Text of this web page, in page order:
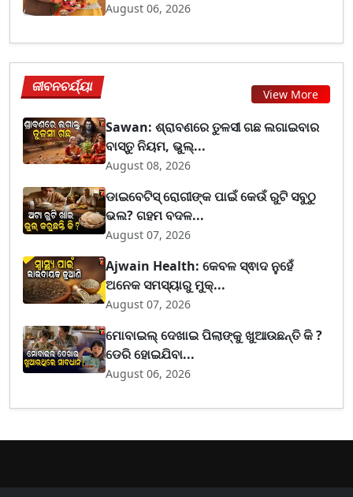
August 06, 2026
ଜୀବନଚର୍ଯ୍ୟା View More
Sawan: ଶ୍ରାବଣରେ ତୁଳସୀ ଗଛ ଲଗାଇବାର
ବାସ୍ତୁ ନିୟମ, ଭୁଲ୍...
August 08, 2026
ଡାଇବେଟିସ୍ ରୋଗୀଙ୍କ ପାଇଁ କେଉଁ ରୁଟି ସବୁଠୁ
ଭଲ? ଗହମ ବଦଳ...
August 07, 2026
Ajwain Health: କେବଳ ସ୍ଵାଦ ନୁହେଁ
ଅନେକ ସମସ୍ୟାରୁ ମୁକ୍...
August 07, 2026
ମୋବାଇଲ୍ ଦେଖାଇ ପିଲାଙ୍କୁ ଖୁଆଉଛନ୍ତି କି ?
ଡେରି ହୋଇଯିବା...
August 06, 2026